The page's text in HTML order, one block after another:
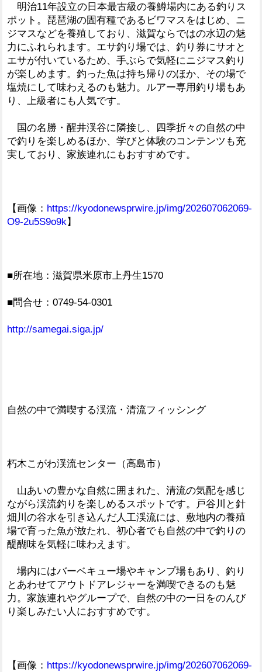
明治11年設立の日本最古級の養鱒場内にある釣りス
ポット。琵琶湖の固有種であるビワマスをはじめ、ニ
ジマスなどを養殖しており、滋賀ならではの水辺の魅
力にふれられます。エサ釣り場では、釣り券にサオと
エサが付いているため、手ぶらで気軽にニジマス釣り
が楽しめます。釣った魚は持ち帰りのほか、その場で
塩焼にして味わえるのも魅力。ルアー専用釣り場もあ
り、上級者にも人気です。
国の名勝・醒井渓谷に隣接し、四季折々の自然の中
で釣りを楽しめるほか、学びと体験のコンテンツも充
実しており、家族連れにもおすすめです。
【画像： https://kyodonewsprwire.jp/img/202607062069-
O9-2u5S9o9k 】
■所在地：滋賀県米原市上丹生1570
■問合せ：0749-54-0301
http://samegai.siga.jp/
自然の中で満喫する渓流・清流フィッシング
朽木こがわ渓流センター（高島市）
山あいの豊かな自然に囲まれた、清流の気配を感じ
ながら渓流釣りを楽しめるスポットです。戸谷川と針
畑川の谷水を引き込んだ人工渓流には、敷地内の養殖
場で育った魚が放たれ、初心者でも自然の中で釣りの
醍醐味を気軽に味わえます。
場内にはバーベキュー場やキャンプ場もあり、釣り
とあわせてアウトドアレジャーを満喫できるのも魅
力。家族連れやグループで、自然の中の一日をのんび
り楽しみたい人におすすめです。
【画像： https://kyodonewsprwire.jp/img/202607062069-